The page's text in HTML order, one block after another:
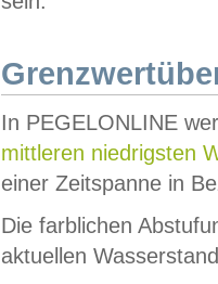
In PEGELONLINE
mittleren niedrigsten
einer Zeitspanne in
Die farblichen
aktuellen